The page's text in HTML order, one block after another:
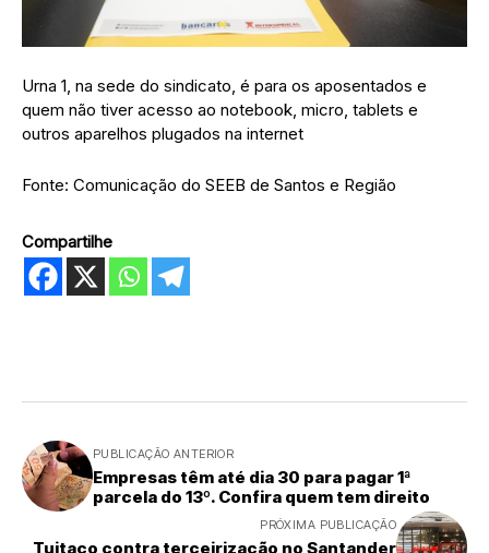
Urna 1, na sede do sindicato, é para os aposentados e
quem não tiver acesso ao notebook, micro, tablets e
outros aparelhos plugados na internet
Fonte: Comunicação do SEEB de Santos e Região
Compartilhe
PUBLICAÇÃO ANTERIOR
Empresas têm até dia 30 para pagar 1ª
parcela do 13º. Confira quem tem direito
PRÓXIMA PUBLICAÇÃO
Tuitaço contra terceirização no Santander